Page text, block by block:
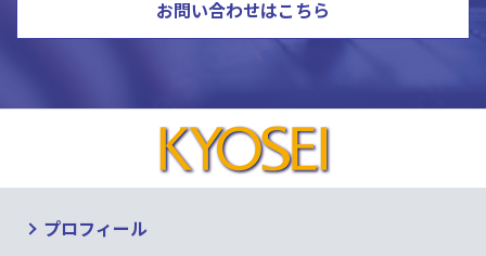
お問い合わせはこちら
プロフィール